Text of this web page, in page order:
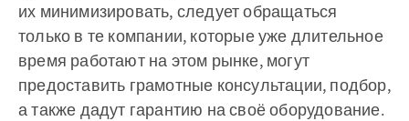
их минимизировать, следует обращаться
только в те компании, которые уже длительное
время работают на этом рынке, могут
предоставить грамотные консультации, подбор,
а также дадут гарантию на своё оборудование.